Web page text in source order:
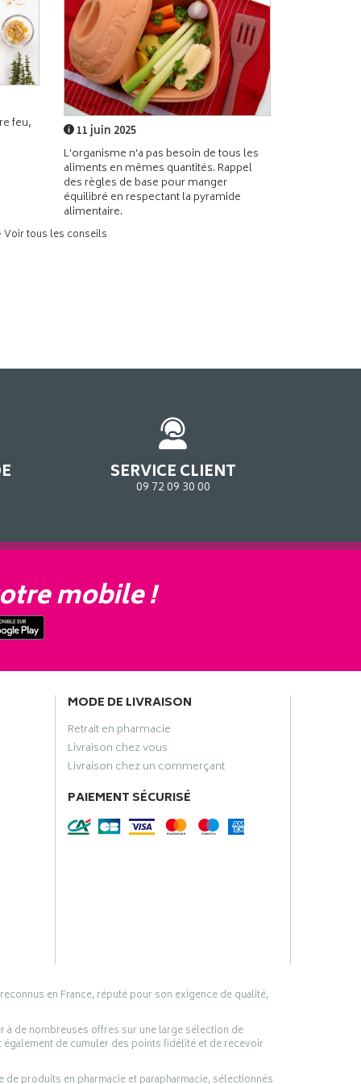
feu,
11 juin 2025
L'organisme n'a pas besoin de tous les
aliments en mêmes quantités. Rappel
des règles de base pour manger
équilibré en respectant la pyramide
alimentaire.
Voir tous les conseils
SERVICE CLIENT
09 72 09 30 00
mobile !
MODE DE LIVRAISON
Retrait en pharmacie
Livraison chez vous
Livraison chez un commerçant
PAIEMENT SÉCURISÉ
en France, réputé pour son exigence de qualité,
à de nombreuses offres sur une large sélection de
de cumuler des points fidélité et de recevoir
produits en pharmacie et parapharmacie, sélectionnés